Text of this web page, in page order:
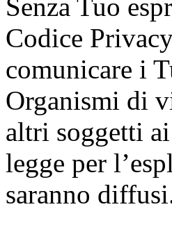
Senza Tuo
Codice
comunicare i
Organismi di
altri soggetti
legge per
saranno